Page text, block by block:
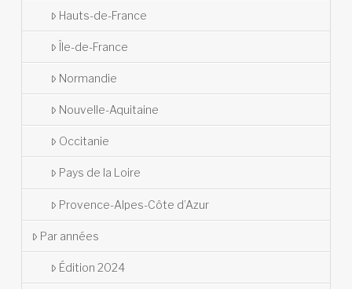
Hauts-de-France
Île-de-France
Normandie
Nouvelle-Aquitaine
Occitanie
Pays de la Loire
Provence-Alpes-Côte d’Azur
Par années
Édition 2024